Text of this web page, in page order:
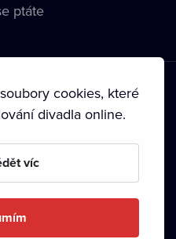
ptáte
soukromí • Zásady používání
práva•
cookies, které
divadla online.
víc